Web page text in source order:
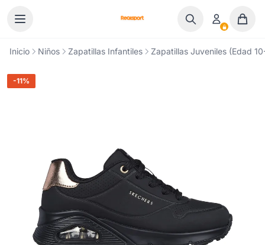
Inicio Niños Zapatillas Infantiles Zapatillas Juveniles (Edad
-11%